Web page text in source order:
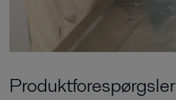
Produktforespørgsler